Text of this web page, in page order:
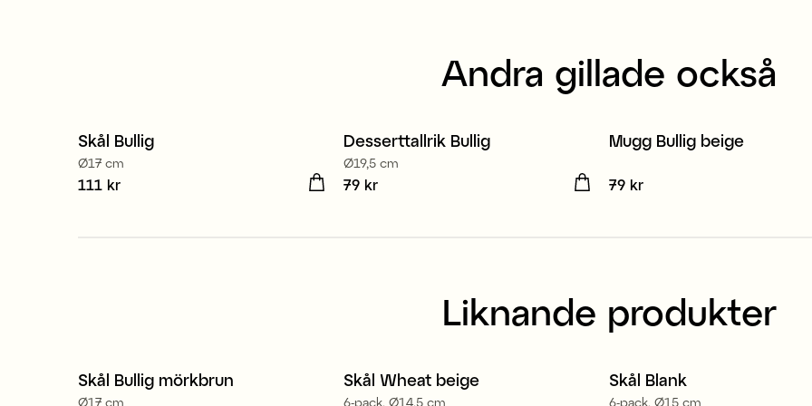
Andra gillade också
Skål Bullig
Ø17 cm
Pris :111 kr
111 kr
Desserttallrik Bullig
Ø19,5 cm
Pris:
79 kr
Mugg Bullig beige
Pris:
79 kr
Liknande produkter
Nyhet
Skål Bullig mörkbrun
Ø17 cm
Skål Wheat beige
6-pack, Ø14,5 cm
Skål Blank
6-pack, Ø15 cm